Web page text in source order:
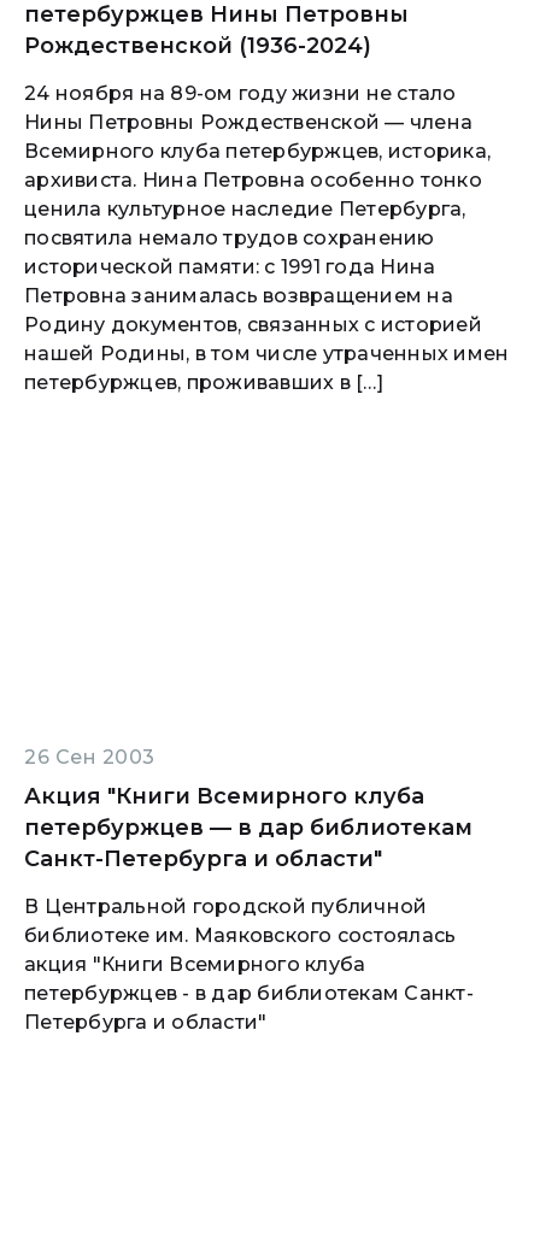
петербуржцев Нины Петровны
Рождественской (1936-2024)
24 ноября на 89-ом году жизни не стало
Нины Петровны Рождественской — члена
Всемирного клуба петербуржцев, историка,
архивиста. Нина Петровна особенно тонко
ценила культурное наследие Петербурга,
посвятила немало трудов сохранению
исторической памяти: с 1991 года Нина
Петровна занималась возвращением на
Родину документов, связанных с историей
нашей Родины, в том числе утраченных имен
петербуржцев, проживавших в […]
26 Сен 2003
Акция "Книги Всемирного клуба
петербуржцев — в дар библиотекам
Санкт-Петербурга и области"
В Центральной городской публичной
библиотеке им. Маяковского состоялась
акция "Книги Всемирного клуба
петербуржцев - в дар библиотекам Санкт-
Петербурга и области"